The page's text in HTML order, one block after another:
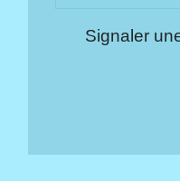
Signaler